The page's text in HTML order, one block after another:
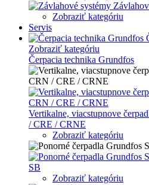
Zobraziť kategóriu
Servis
Zobraziť kategóriu
Čerpacia technika Grundfos
Vertikalne, viacstupnove
/ CRE / CRNE
Zobraziť kategóriu
SB
Zobraziť kategóriu